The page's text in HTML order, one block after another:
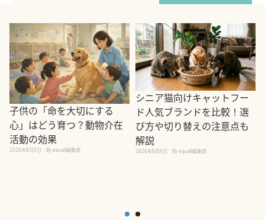
子供の「命を大切にする
心」はどう育つ？動物介在
活動の効果
2026年8月5日 By equall編集部
シニア猫向けキャットフー
ド人気ブランドを比較！選
び方や切り替えの注意点も
解説
2026年8月4日 By equall編集部